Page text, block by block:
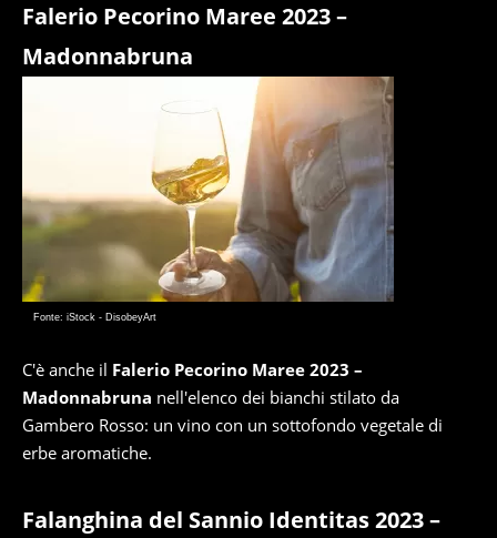
Falerio Pecorino Maree 2023 –
Madonnabruna
Fonte: iStock - DisobeyArt
C'è anche il Falerio Pecorino Maree 2023 –
Madonnabruna nell'elenco dei bianchi stilato da
Gambero Rosso: un vino con un sottofondo vegetale di
erbe aromatiche.
Falanghina del Sannio Identitas 2023 –